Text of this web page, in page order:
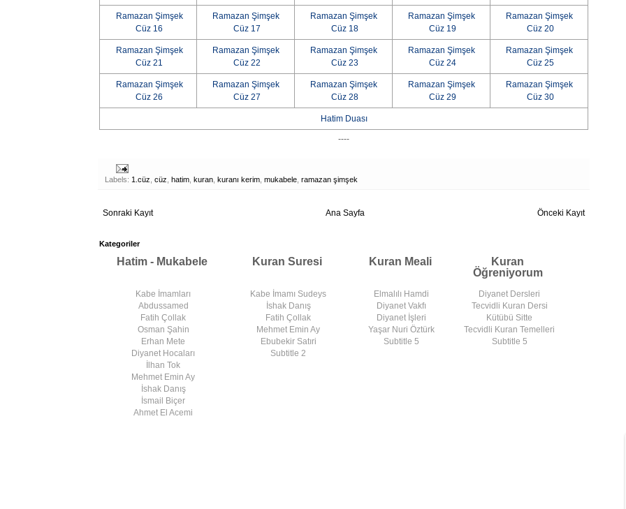
Ramazan Şimşek
Cüz 16
Ramazan Şimşek
Cüz 17
Ramazan Şimşek
Cüz 18
Ramazan Şimşek
Cüz 19
Ramazan Şimşek
Cüz 20
Ramazan Şimşek
Cüz 21
Ramazan Şimşek
Cüz 22
Ramazan Şimşek
Cüz 23
Ramazan Şimşek
Cüz 24
Ramazan Şimşek
Cüz 25
Ramazan Şimşek
Cüz 26
Ramazan Şimşek
Cüz 27
Ramazan Şimşek
Cüz 28
Ramazan Şimşek
Cüz 29
Ramazan Şimşek
Cüz 30
Hatim Duası
----
Labels: 1.cüz cüz hatim kuran kuranı kerim mukabele ramazan şimşek
Sonraki Kayıt Önceki Kayıt
Ana Sayfa
Kategoriler
Hatim - Mukabele Kuran Suresi Kuran Meali
Kuran
Öğreniyorum
Kabe İmamları
Abdussamed
Fatih Çollak
Osman Şahin
Erhan Mete
Diyanet Hocaları
İlhan Tok
Mehmet Emin Ay
İshak Danış
İsmail Biçer
Ahmet El Acemi
Kabe İmamı Sudeys
İshak Danış
Fatih Çollak
Mehmet Emin Ay
Ebubekir Satıri
Subtitle 2
Elmalılı Hamdi
Diyanet Vakfı
Diyanet İşleri
Yaşar Nuri Öztürk
Subtitle 5
Diyanet Dersleri
Tecvidli Kuran Dersi
Kütübü Sitte
Tecvidli Kuran Temelleri
Subtitle 5